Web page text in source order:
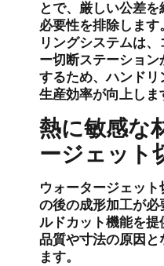
とで、厳しい公差
必要性を排除しま
リングシステムは
ー切断ステーショ
するため、ハンドリ
生産効率が向上しま
熱に敏感な
ージェット
ウォータージェッ
の後の成形加工が
ルドカット機能を提
品質や寸法の原因と
ます。